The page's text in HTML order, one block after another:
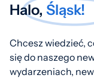
Halo, Śląsk!
Chcesz wiedzieć,
się do naszego
wydarzeniach,